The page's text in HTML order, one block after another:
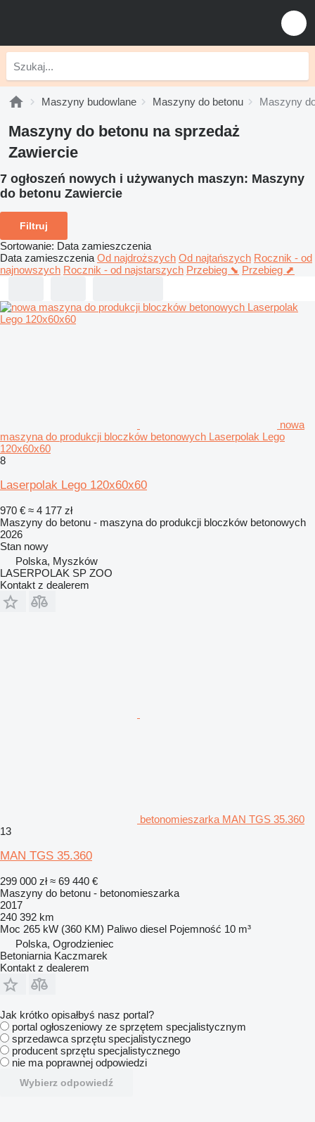
Maszyny budowlane Maszyny do betonu Maszyny
Maszyny do betonu na sprzedaż
Zawiercie
7 ogłoszeń nowych i używanych maszyn: Maszyny
do betonu Zawiercie
Filtruj
Sortowanie: Data zamieszczenia
Data zamieszczenia Od najdroższych Od najtańszych Rocznik - od
najnowszych Rocznik - od najstarszych Przebieg ⬊ Przebieg ⬈
nowa
maszyna do produkcji bloczków betonowych Laserpolak Lego
120x60x60
8
Laserpolak Lego 120x60x60
970 € ≈ 4 177 zł
Maszyny do betonu - maszyna do produkcji bloczków betonowych
2026
Stan nowy
Polska, Myszków
LASERPOLAK SP ZOO
Kontakt z dealerem
betonomieszarka MAN TGS 35.360
13
MAN TGS 35.360
299 000 zł ≈ 69 440 €
Maszyny do betonu - betonomieszarka
2017
240 392 km
Moc 265 kW (360 KM) Paliwo diesel Pojemność 10 m³
Polska, Ogrodzieniec
Betoniarnia Kaczmarek
Kontakt z dealerem
Jak krótko opisałbyś nasz portal?
portal ogłoszeniowy ze sprzętem specjalistycznym
sprzedawca sprzętu specjalistycznego
producent sprzętu specjalistycznego
nie ma poprawnej odpowiedzi
Wybierz odpowiedź